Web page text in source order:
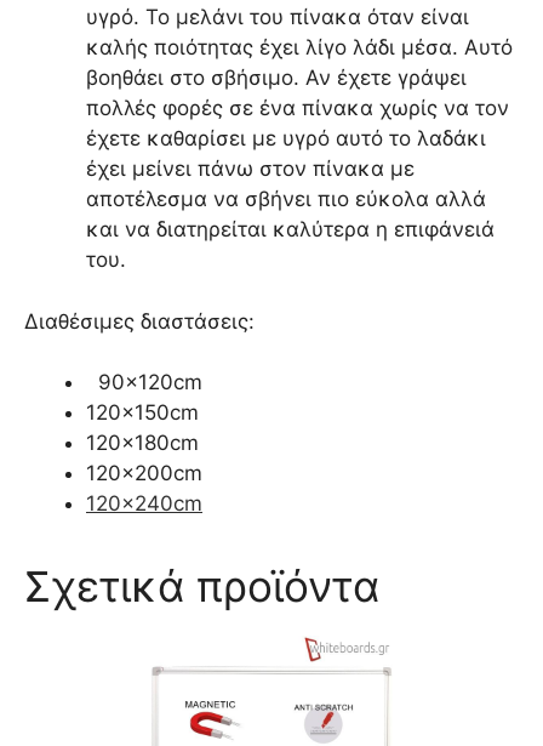
υγρό. Το μελάνι του πίνακα όταν είναι
καλής ποιότητας έχει λίγο λάδι μέσα. Αυτό
βοηθάει στο σβήσιμο. Αν έχετε γράψει
πολλές φορές σε ένα πίνακα χωρίς να τον
έχετε καθαρίσει με υγρό αυτό το λαδάκι
έχει μείνει πάνω στον πίνακα με
αποτέλεσμα να σβήνει πιο εύκολα αλλά
και να διατηρείται καλύτερα η επιφάνειά
του.
Διαθέσιμες διαστάσεις:
90x120cm
120x150cm
120x180cm
120x200cm
120x240cm
Σχετικά προϊόντα